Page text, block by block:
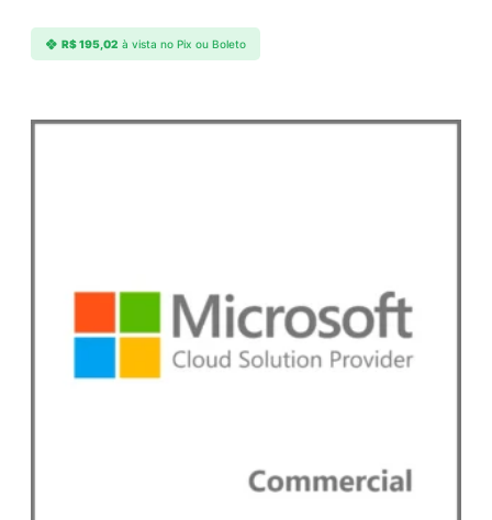
e
R$195,02 à vista no Pix ou Boleto